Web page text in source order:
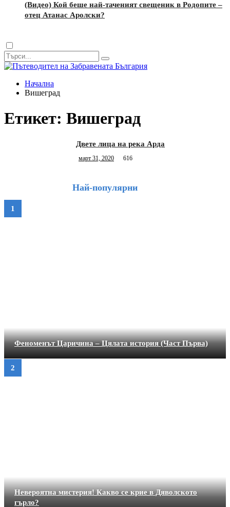
(Видео) Кой беше най-таченият свещеник в Родопите –
отец Атанас Аролски?
Dark
mode
Начална
Вишеград
Етикет: Вишеград
Двете лица на река Арда
март 31, 2020 616
Най-популярни
Феноменът Царичина – Цялата история (Част Първа)
Невероятна мистерия! Какво се крие в Дяволското
гърло?